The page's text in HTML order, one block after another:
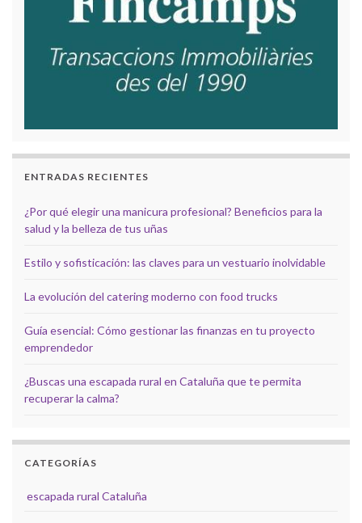
ENTRADAS RECIENTES
¿Por qué elegir una manicura profesional? Beneficios para la
salud y la belleza de tus uñas
Estilo y sofisticación: las claves para un vestuario inolvidable
La evolución del catering moderno con food trucks
Guía esencial: Cómo gestionar las finanzas en tu proyecto
emprendedor
¿Buscas una escapada rural en Cataluña que te permita
recuperar la calma?
CATEGORÍAS
escapada rural Cataluña